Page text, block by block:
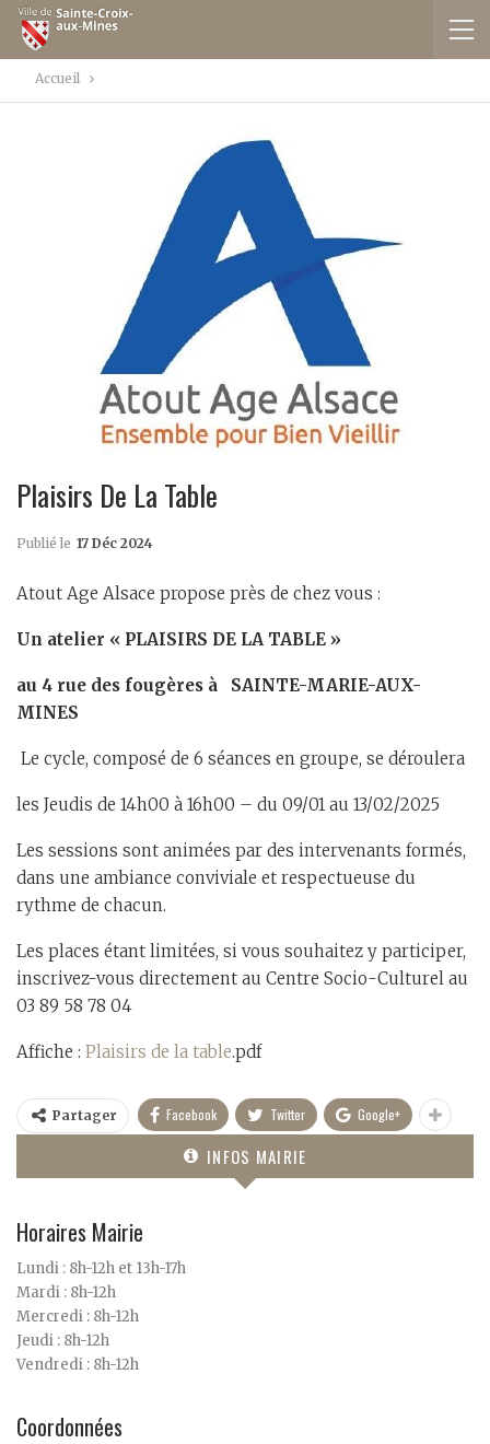
Accueil
Plaisirs De La Table
Publié le 17 Déc 2024
Atout Age Alsace propose près de chez vous :
Un atelier « PLAISIRS DE LA TABLE »
au 4 rue des fougères à SAINTE-MARIE-AUX-
MINES
Le cycle, composé de 6 séances en groupe, se déroulera
les Jeudis de 14h00 à 16h00 – du 09/01 au 13/02/2025
Les sessions sont animées par des intervenants formés,
dans une ambiance conviviale et respectueuse du
rythme de chacun.
Les places étant limitées, si vous souhaitez y participer,
inscrivez-vous directement au Centre Socio-Culturel au
03 89 58 78 04
Affiche : Plaisirs de la table.pdf
Partager Facebook Twitter Google+
INFOS MAIRIE
Horaires Mairie
Lundi : 8h-12h et 13h-17h
Mardi : 8h-12h
Mercredi : 8h-12h
Jeudi : 8h-12h
Vendredi : 8h-12h
Coordonnées